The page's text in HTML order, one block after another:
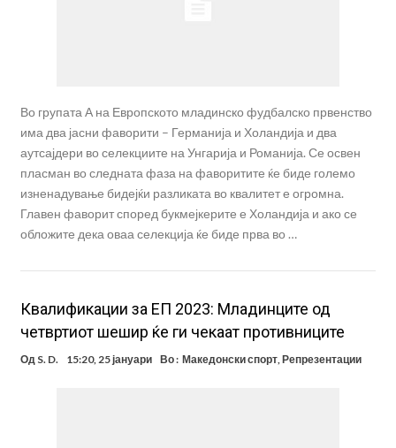
Во групата А на Европското младинско фудбалско првенство
има два јасни фаворити – Германија и Холандија и два
аутсајдери во селекциите на Унгарија и Романија. Се освен
пласман во следната фаза на фаворитите ќе биде големо
изненадување бидејќи разликата во квалитет е огромна.
Главен фаворит според букмејкерите е Холандија и ако се
обложите дека оваа селекција ќе биде прва во …
Квалификации за ЕП 2023: Младинците од
четвртиот шешир ќе ги чекаат противниците
Од S. D. 15:20, 25 јануари Во : Македонски спорт,Репрезентации